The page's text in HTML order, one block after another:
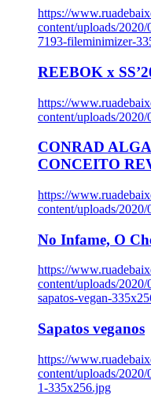
https://
content/uploads/2020/
7193-fileminimizer-
REEBOK x
https://
content/uploads/
CONRAD
CONCEITO
https://
content/uploads/
No Infame, O
https://
content/uploads/
sapatos-vegan-
Sapatos veganos
https://
content/uploads/
1-335x256.jpg